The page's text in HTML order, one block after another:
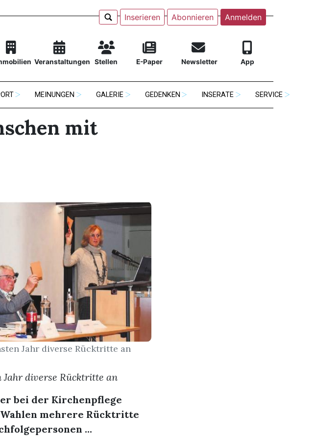
Inserieren Abonnieren Anmelden
Veranstaltungen Stellen E-Paper Newsletter App
MEINUNGEN GALERIE GEDENKEN INSERATE SERVICE
mit
Jahr diverse Rücktritte an
Jahr diverse Rücktritte an
bei der Kirchenpflege
mehrere Rücktritte
...